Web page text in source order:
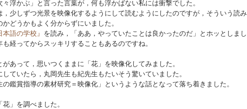
々浮かぶ」と言った言葉が，何も浮かばない私には衝撃でした。
，少しずつ光景を映像化するようにして読むようにしたのですが，そういう読み
かどうかもよく分からずにいました。
本語の学校』 を読み，「ああ，やっていたことは良かったのだ」とホッとしまし
も経ってからスッキリすることもあるのですね。
があって，思いつくままに「花」を映像化してみました。
していたら，丸岡先生も紀先生もたいそう驚いていました。
の鑑賞指導の素材研究＝映像化」というような話となって落ち着きました。
」を調べました。